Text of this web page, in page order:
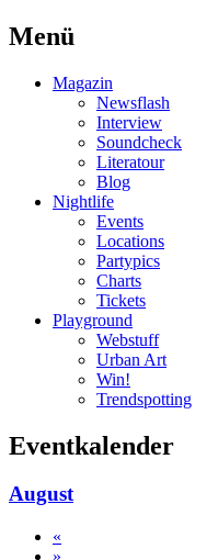
Menü
Magazin
Newsflash
Interview
Soundcheck
Literatour
Blog
Nightlife
Events
Locations
Partypics
Charts
Tickets
Playground
Webstuff
Urban Art
Win!
Trendspotting
Eventkalender
August
«